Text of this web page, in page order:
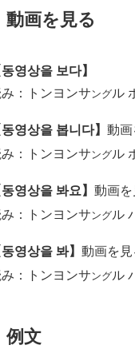
動画を見る
동영상을 보다】
：トンヨンサングル
동영상을 봅니다】 動画
：トンヨンサングル
동영상을 봐요】 動画を
：トンヨンサングル
동영상을 봐】 動画を見
：トンヨンサングル
例文